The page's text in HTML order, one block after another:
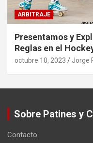
ARBITRAJE
Presentamos y
Reglas en el
octubre 10, 2023 Jorge
Sobre Patines y
Contacto